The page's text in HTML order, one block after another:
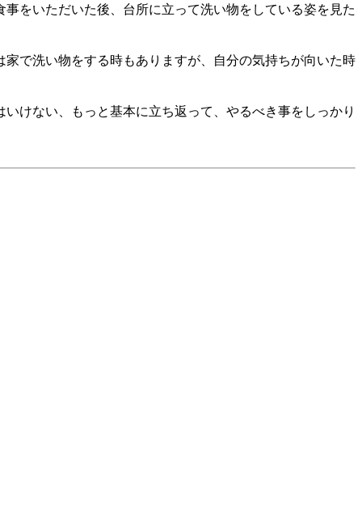
をいただいた後、台所に立って洗い物をしている姿を見た
で洗い物をする時もありますが、自分の気持ちが向いた時
けない、もっと基本に立ち返って、やるべき事をしっかり